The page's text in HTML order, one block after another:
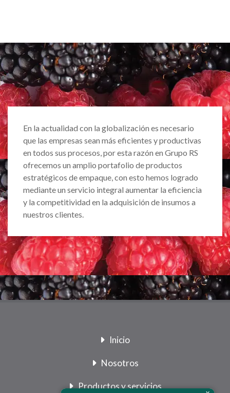
En la actualidad con la globalización es necesario
que las empresas sean más eficientes y productivas
en todos sus procesos, por esta razón en Grupo RS
ofrecemos un amplio portafolio de productos
estratégicos de empaque, con esto hemos logrado
mediante un servicio integral aumentar la eficiencia
y la competitividad en la adquisición de insumos a
nuestros clientes.
Inicio
Nosotros
Productos y servicios